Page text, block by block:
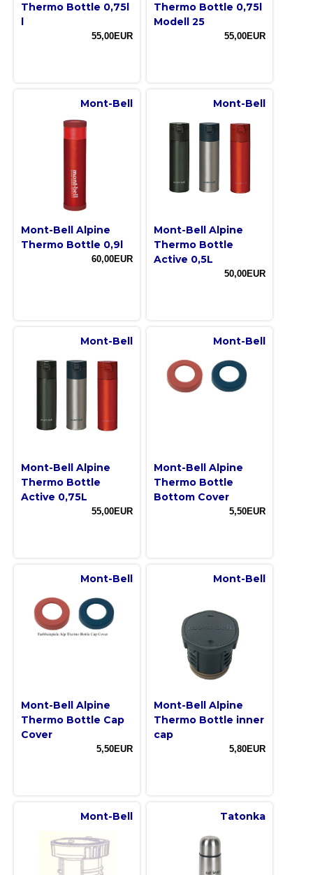
Thermo Bottle 0,75l
55,00EUR
Thermo Bottle 0,75l
Modell 25
55,00EUR
Mont-Bell
Mont-Bell Alpine
Thermo Bottle 0,9l
60,00EUR
Mont-Bell
Mont-Bell Alpine
Thermo Bottle
Active 0,5L
50,00EUR
Mont-Bell
Mont-Bell Alpine
Thermo Bottle
Active 0,75L
55,00EUR
Mont-Bell
Mont-Bell Alpine
Thermo Bottle
Bottom Cover
5,50EUR
Mont-Bell
Mont-Bell Alpine
Thermo Bottle Cap
Cover
5,50EUR
Mont-Bell
Mont-Bell Alpine
Thermo Bottle inner
cap
5,80EUR
Mont-Bell Tatonka